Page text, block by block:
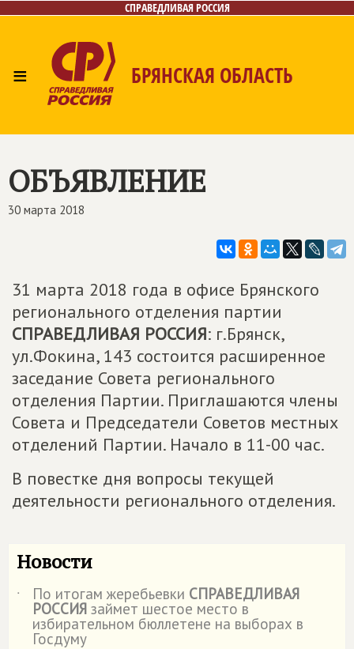
СПРАВЕДЛИВАЯ РОССИЯ
≡ БРЯНСКАЯ ОБЛАСТЬ
Контакты
ОБЪЯВЛЕНИЕ
30 марта 2018
31 марта 2018 года в офисе Брянского
регионального отделения партии
СПРАВЕДЛИВАЯ РОССИЯ: г.Брянск,
ул.Фокина, 143 состоится расширенное
заседание Совета регионального
отделения Партии. Приглашаются члены
Совета и Председатели Советов местных
отделений Партии. Начало в 11-00 час.
В повестке дня вопросы текущей
деятельности регионального отделения.
Новости
˙ По итогам жеребьевки СПРАВЕДЛИВАЯ
РОССИЯ займет шестое место в
избирательном бюллетене на выборах в
Госдуму